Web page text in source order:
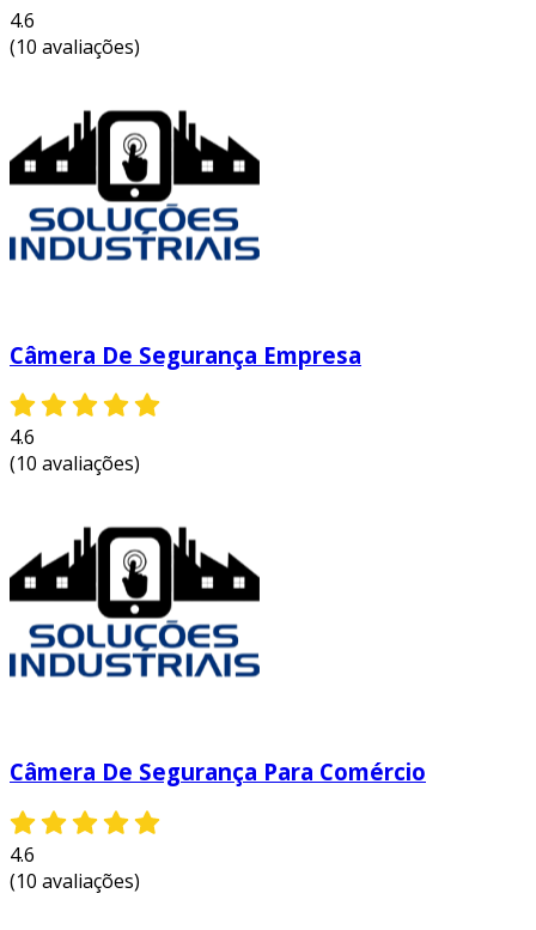
4.6
(10 avaliações)
Câmera De Segurança Empresa
4.6
(10 avaliações)
Câmera De Segurança Para Comércio
4.6
(10 avaliações)